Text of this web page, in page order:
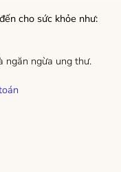
cho sức khỏe như:
ngăn ngừa ung thư.